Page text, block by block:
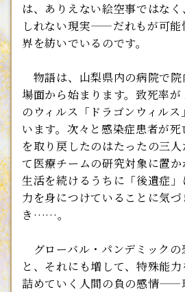
は、ありえない絵空事ではな
しれない現実――だれもが可能
界を紡いでいるのです。
物語は、山梨県内の病院で院
場面から始まります。致死率
のウィルス「ドラゴンウィル
います。次々と感染症患者が
を取り戻したのはたったの三
て医療チームの研究対象に置
生活を続けるうちに「後遺症
力を身につけていることに気
き……。
グローバル・パンデミックの
と、それにも増して、特殊能
詰めていく人間の負の感情――